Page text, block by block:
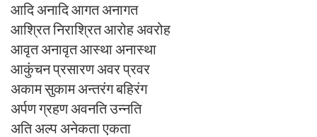
आदि अनादि आगत अनागत
आश्रित निराश्रित आरोह अवरोह
आवृत अनावृत आस्था अनास्था
आकुंचन प्रसारण अवर प्रवर
अकाम सुकाम अन्तरंग बहिरंग
अर्पण ग्रहण अवनति उन्नति
अति अल्प अनेकता एकता